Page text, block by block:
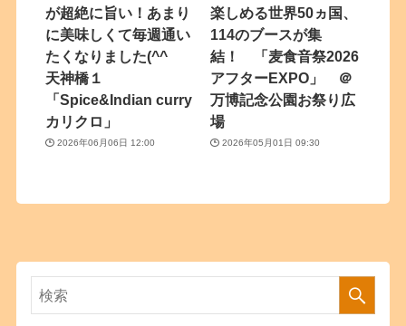
が超絶に旨い！あまり
に美味しくて毎週通い
たくなりました(^^
天神橋１
「Spice&Indian curry
カリクロ」
2026年06月06日 12:00
楽しめる世界50ヵ国、
114のブースが集
結！ 「麦食音祭2026
アフターEXPO」 ＠
万博記念公園お祭り広
場
2026年05月01日 09:30